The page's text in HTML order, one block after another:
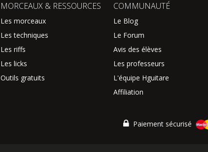
MORCEAUX & RESSOURCES
Les morceaux
Les techniques
Les riffs
Les licks
Outils gratuits
COMMUNAUTÉ
Le Blog
Le Forum
Avis des élèves
Les professeurs
L'équipe Hguitare
Affiliation
Paiement sécurisé